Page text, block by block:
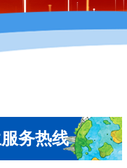
务热线